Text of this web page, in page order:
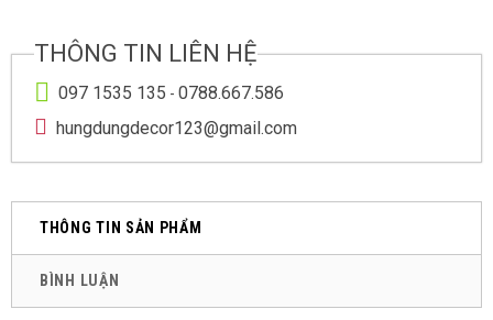
THÔNG TIN LIÊN HỆ
097 1535 135 - 0788.667.586
hungdungdecor123@gmail.com
THÔNG TIN SẢN PHẨM
BÌNH LUẬN